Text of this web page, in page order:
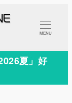
MENU
夏」好